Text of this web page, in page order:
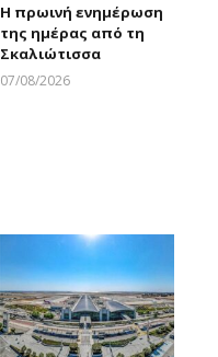
Η πρωινή ενημέρωση
της ημέρας από τη
Σκαλιώτισσα
07/08/2026